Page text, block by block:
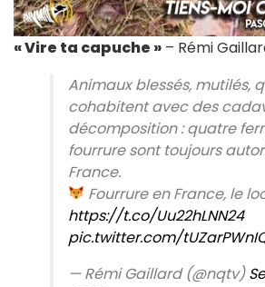
« Vire ta capuche » – Rémi
Animaux blessés, mutilés,
cohabitent avec des
décomposition : quatre
fourrure sont toujours
France.
Fourrure en France, le
https://t.co/Uu22hLNN24
pic.twitter.com/
— Rémi Gaillard (@nqtv)